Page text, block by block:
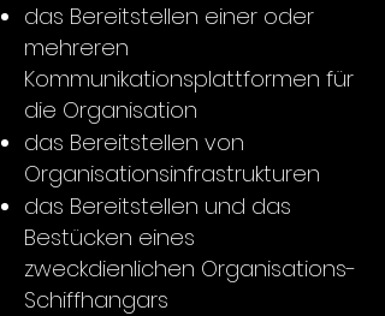
das Bereitstellen einer oder
mehreren
Kommunikationsplattformen für
die Organisation
das Bereitstellen von
Organisationsinfrastrukturen
das Bereitstellen und das
Bestücken eines
zweckdienlichen Organisations-
Schiffhangars